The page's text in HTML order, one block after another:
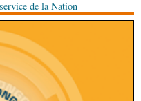
la Gfac : le défi
alimentaires de
de la Nation